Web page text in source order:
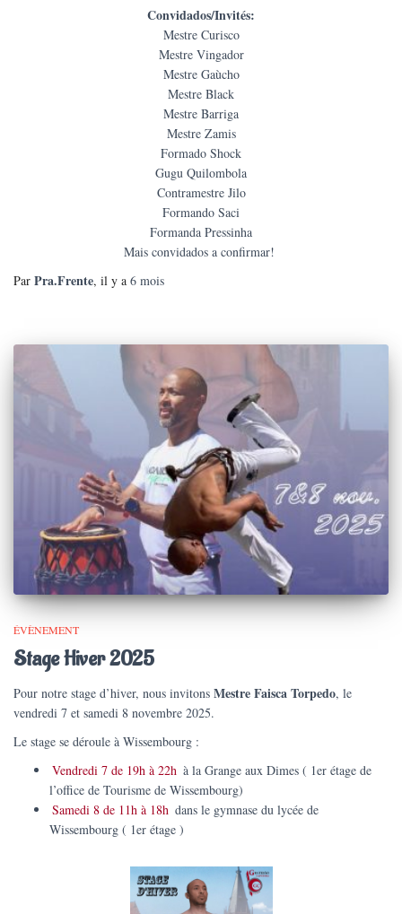
Convidados/Invités:
Mestre Curisco
Mestre Vingador
Mestre Gaùcho
Mestre Black
Mestre Barriga
Mestre Zamis
Formado Shock
Gugu Quilombola
Contramestre Jilo
Formando Saci
Formanda Pressinha
Mais convidados a confirmar!
Par Pra.Frente, il y a 6 mois
ÉVÈNEMENT
Stage Hiver 2025
Pour notre stage d’hiver, nous invitons Mestre Faisca Torpedo, le
vendredi 7 et samedi 8 novembre 2025.
Le stage se déroule à Wissembourg :
Vendredi 7 de 19h à 22h à la Grange aux Dimes ( 1er étage de
l’office de Tourisme de Wissembourg)
Samedi 8 de 11h à 18h dans le gymnase du lycée de
Wissembourg ( 1er étage )